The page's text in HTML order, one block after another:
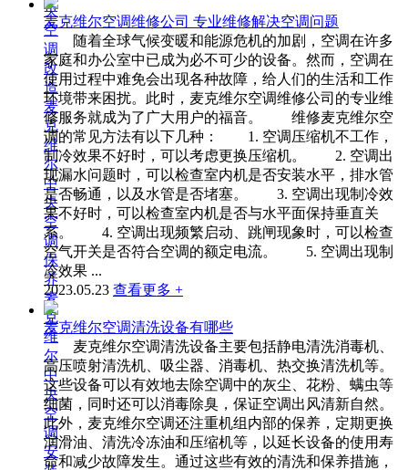
央
空
调
改
造
麦
克
维
尔
中
央
空
调
保
养
麦
克
维
尔
中
央
空
调
安
麦克维尔空调维修公司 专业维修解决空调问题
随着全球气候变暖和能源危机的加剧，空调在许多
家庭和办公室中已成为必不可少的设备。然而，空调在
使用过程中难免会出现各种故障，给人们的生活和工作
环境带来困扰。此时，麦克维尔空调维修公司的专业维
修服务就成为了广大用户的福音。 维修麦克维尔空
调的常见方法有以下几种： 1. 空调压缩机不工作，
制冷效果不好时，可以考虑更换压缩机。 2. 空调出
现漏水问题时，可以检查室内机是否安装水平，排水管
是否畅通，以及水管是否堵塞。 3. 空调出现制冷效
果不好时，可以检查室内机是否与水平面保持垂直关
系。 4. 空调出现频繁启动、跳闸现象时，可以检查
空气开关是否符合空调的额定电流。 5. 空调出现制
冷效果 ...
2023.05.23 查看更多 +
麦克维尔空调清洗设备有哪些
麦克维尔空调清洗设备主要包括静电清洗消毒机、
高压喷射清洗机、吸尘器、消毒机、热交换清洗机等。
这些设备可以有效地去除空调中的灰尘、花粉、螨虫等
细菌，同时还可以消毒除臭，保证空调出风清新自然。
此外，麦克维尔空调还注重机组内部的保养，定期更换
润滑油、清洗冷冻油和压缩机等，以延长设备的使用寿
命和减少故障发生。通过这些有效的清洗和保养措施，